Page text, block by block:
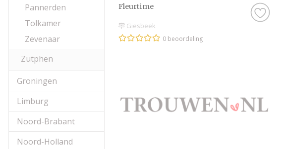
Pannerden
Tolkamer
Zevenaar
Zutphen
Groningen
Limburg
Noord-Brabant
Noord-Holland
Fleurtime
Giesbeek
0 beoordeling